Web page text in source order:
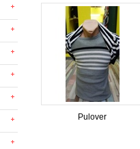
Pulover